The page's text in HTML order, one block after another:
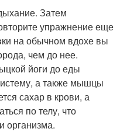
Затем
упражнение еще
на обычном вдохе вы
чем до нее.
йоги до еды
а также мышцы
сахар в крови, а
по телу, что
организма.